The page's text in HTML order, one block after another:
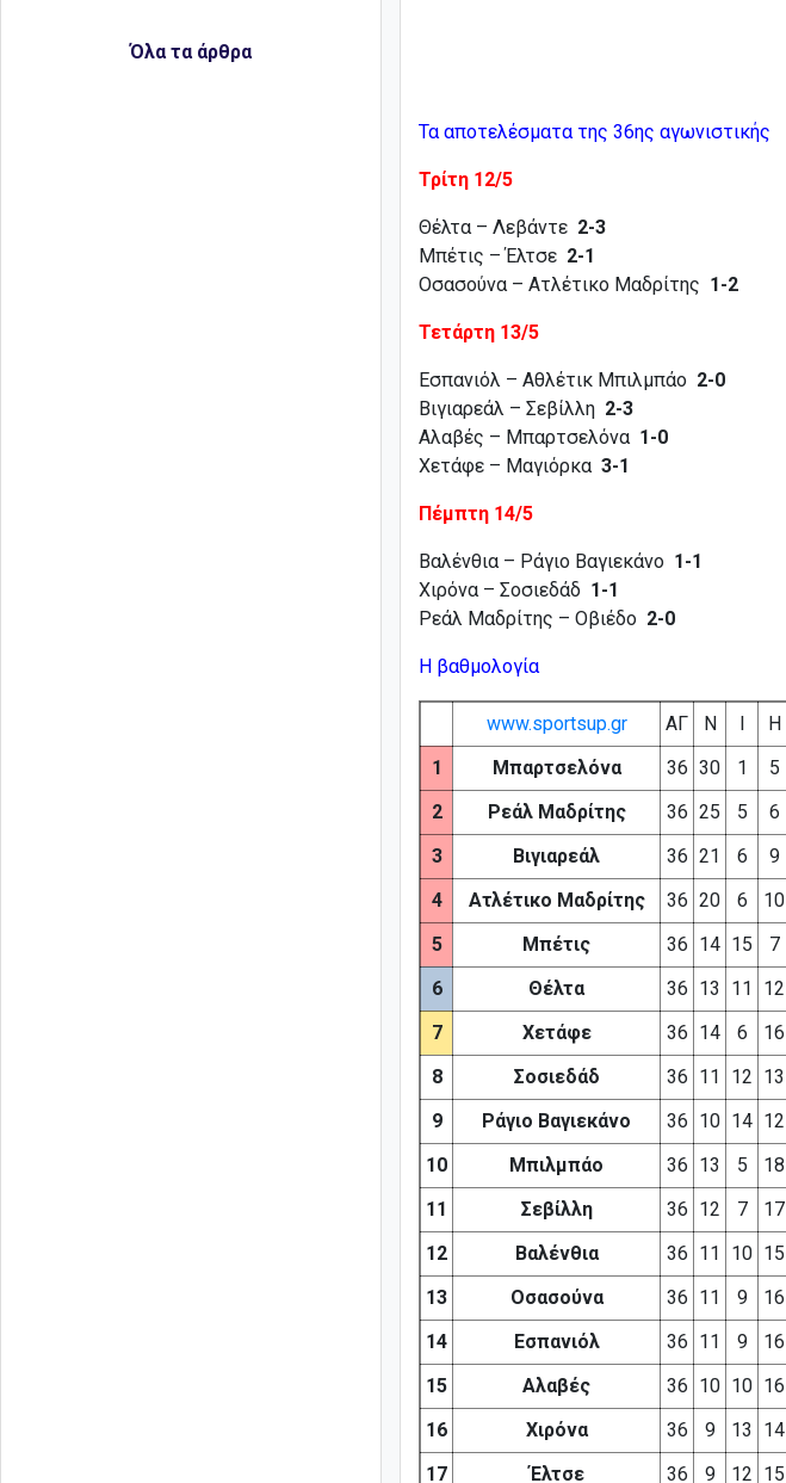
Όλα τα άρθρα
Τα αποτελέσματα της 36ης αγωνιστικής
Τρίτη 12/5
Θέλτα – Λεβάντε 2-3
Μπέτις – Έλτσε 2-1
Οσασούνα – Ατλέτικο Μαδρίτης 1-2
Τετάρτη 13/5
Εσπανιόλ – Αθλέτικ Μπιλμπάο 2-0
Βιγιαρεάλ – Σεβίλλη 2-3
Αλαβές – Μπαρτσελόνα 1-0
Χετάφε – Μαγιόρκα 3-1
Πέμπτη 14/5
Βαλένθια – Ράγιο Βαγιεκάνο 1-1
Χιρόνα – Σοσιεδάδ 1-1
Ρεάλ Μαδρίτης – Οβιέδο 2-0
Η βαθμολογία
www.sportsup.gr ΑΓ Ν Ι Η
1
Μπαρτσελόνα 36 30 1 5
2
Ρεάλ Μαδρίτης 36 25 5 6
3
Βιγιαρεάλ 36 21 6 9
4
Ατλέτικο Μαδρίτης 36 20 6 10
5
Μπέτις 36 14 15 7
6
Θέλτα 36 13 11 12
7
Χετάφε 36 14 6 16
8
Σοσιεδάδ 36 11 12 13
9
Ράγιο Βαγιεκάνο 36 10 14 12
10
Μπιλμπάο 36 13 5 18
11
Σεβίλλη 36 12 7 17
12
Βαλένθια 36 11 10 15
13
Οσασούνα 36 11 9 16
14
Εσπανιόλ 36 11 9 16
15
Αλαβές 36 10 10 16
16
Χιρόνα 36 9 13 14
17
Έλτσε 36 9 12 15